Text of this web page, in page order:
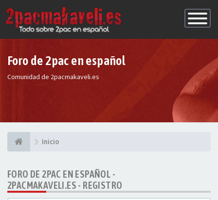
de
Foro de 2pac en español
Comunidad de 2pacmakaveli.es
Inicio
FORO DE 2PAC EN ESPAÑOL -
2PACMAKAVELI.ES - REGISTRO